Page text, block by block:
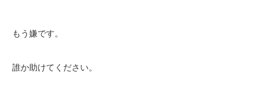
もう嫌です。
誰か助けてください。